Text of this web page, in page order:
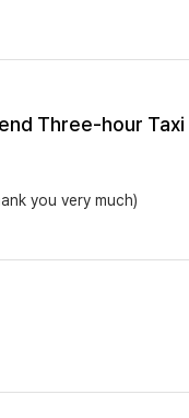
Three-hour Taxi
you very much)